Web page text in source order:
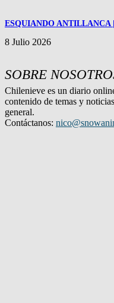
ESQUIANDO ANTILLANCA
8 Julio 2026
SOBRE
Chilenieve es un diario
contenido de temas y
general.
Contáctanos: